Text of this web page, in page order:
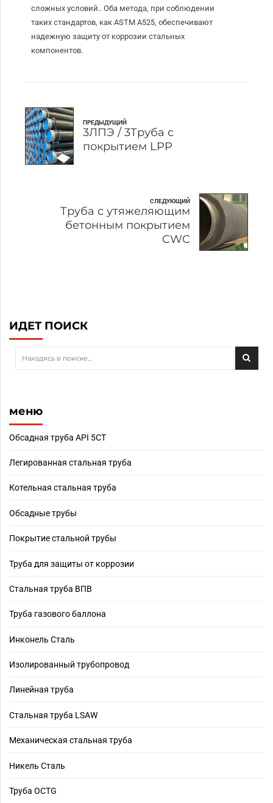
сложных условий.. Оба метода, при соблюдении
таких стандартов, как ASTM A525, обеспечивают
надежную защиту от коррозии стальных
компонентов.
ПРЕДЫДУЩИЙ
3ЛПЭ / 3Труба с
покрытием LPP
СЛЕДУЮЩИЙ
Труба с утяжеляющим
бетонным покрытием
CWC
ИДЕТ ПОИСК
меню
Обсадная труба API 5CT
Легированная стальная труба
Котельная стальная труба
Обсадные трубы
Покрытие стальной трубы
Труба для защиты от коррозии
Стальная труба ВПВ
Труба газового баллона
Инконель Сталь
Изолированный трубопровод
Линейная труба
Стальная труба LSAW
Механическая стальная труба
Никель Сталь
Труба OCTG